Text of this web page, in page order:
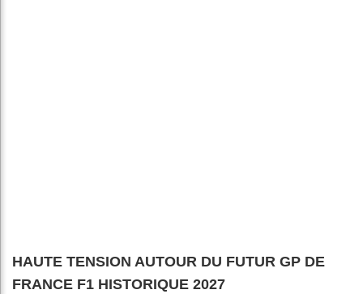
HAUTE TENSION AUTOUR DU FUTUR GP DE
FRANCE F1 HISTORIQUE 2027